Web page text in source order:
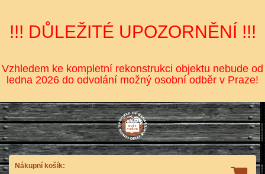
!!! DŮLEŽITÉ UPOZORNĚNÍ !!!
Vzhledem ke kompletní rekonstrukci objektu nebude od
ledna 2026 do odvolání možný osobní odběr v Praze!
Nákupní košík: